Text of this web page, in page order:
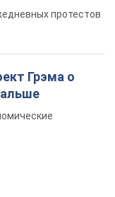
протестов
Грэма о